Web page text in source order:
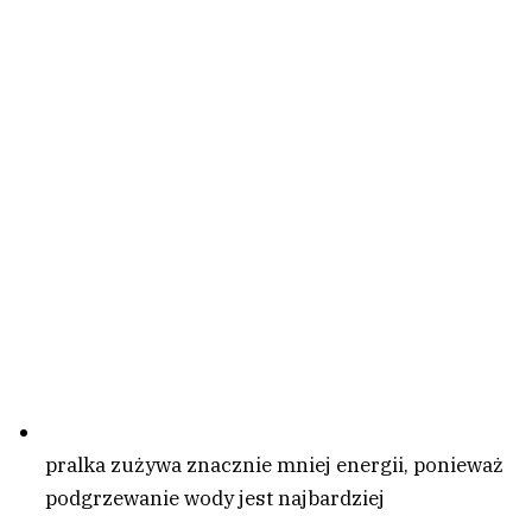
pralka zużywa znacznie mniej energii, ponieważ
podgrzewanie wody jest najbardziej